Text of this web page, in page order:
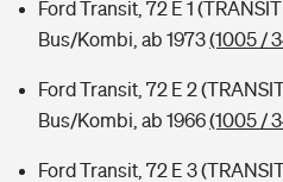
Ford Transit, 72 E 1
Bus/Kombi, ab 1973(1005 /
Ford Transit, 72 E 2
Bus/Kombi, ab 1966(1005 /
Ford Transit, 72 E 3